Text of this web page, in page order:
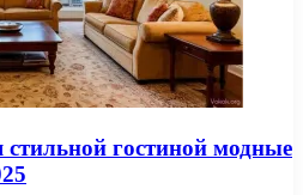
гостиной модные